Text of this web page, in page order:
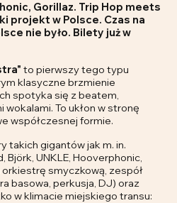
Gorillaz. Trip Hop meets
projekt w Polsce. Czas na
nie było. Bilety już w
to pierwszy tego typu
klasyczne brzmienie
spotyka się z beatem,
To ukłon w stronę
współczesnej formie.
takich gigantów jak m. in.
UNKLE, Hooverphonic,
orkiestrę smyczkową, zespół
basowa, perkusja, DJ) oraz
w klimacie miejskiego transu: